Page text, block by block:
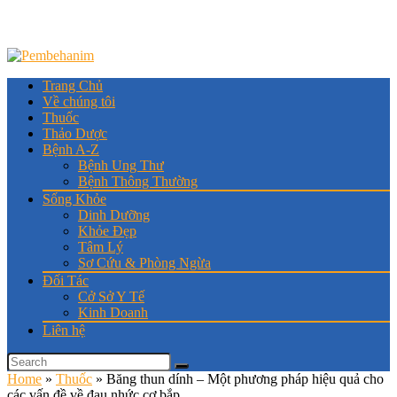
Trang Chủ
Về chúng tôi
Thuốc
Thảo Dược
Bệnh A-Z
Bệnh Ung Thư
Bệnh Thông Thường
Sống Khỏe
Dinh Dưỡng
Khỏe Đẹp
Tâm Lý
Sơ Cứu & Phòng Ngừa
Đối Tác
Cở Sở Y Tế
Kinh Doanh
Liên hệ
Home » Thuốc » Băng thun dính – Một phương pháp hiệu quả cho